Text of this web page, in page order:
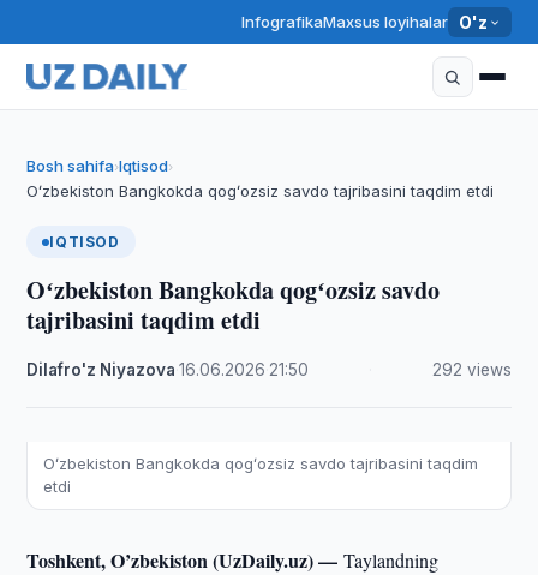
InfografikaMaxsus loyihalar O'z
Bosh sahifa›Iqtisod›
Oʻzbekiston Bangkokda qogʻozsiz savdo tajribasini taqdim etdi
IQTISOD
Oʻzbekiston Bangkokda qogʻozsiz savdo
tajribasini taqdim etdi
Dilafro'z Niyazova ·16.06.2026 21:50 292 views
Oʻzbekiston Bangkokda qogʻozsiz savdo tajribasini taqdim
etdi
Toshkent, O’zbekiston (UzDaily.uz) —Taylandning